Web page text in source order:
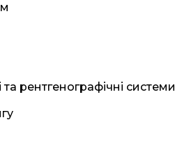
рентгенографічні системи